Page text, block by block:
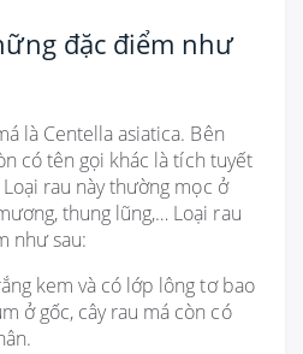
đặc điểm như
là Centella asiatica. Bên
có tên gọi khác là tích tuyết
rau này thường mọc ở
thung lũng,… Loại rau
như sau:
kem và có lớp lông tơ bao
ở gốc, cây rau má còn có